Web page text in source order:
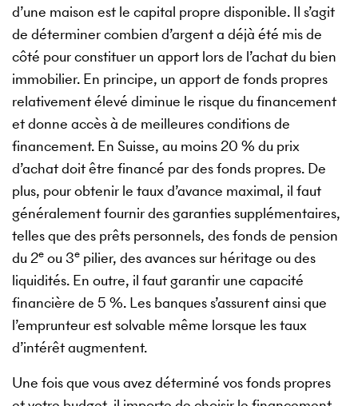
d’une maison est le capital propre disponible. Il s’agit
de déterminer combien d’argent a déjà été mis de
côté pour constituer un apport lors de l’achat du bien
immobilier. En principe, un apport de fonds propres
relativement élevé diminue le risque du financement
et donne accès à de meilleures conditions de
financement. En Suisse, au moins 20 % du prix
d’achat doit être financé par des fonds propres. De
plus, pour obtenir le taux d’avance maximal, il faut
généralement fournir des garanties supplémentaires,
telles que des prêts personnels, des fonds de pension
du 2e ou 3e pilier, des avances sur héritage ou des
liquidités. En outre, il faut garantir une capacité
financière de 5 %. Les banques s’assurent ainsi que
l’emprunteur est solvable même lorsque les taux
d’intérêt augmentent.
Une fois que vous avez déterminé vos fonds propres